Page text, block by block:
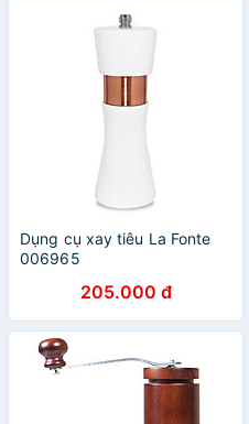
Dụng cụ xay tiêu La Fonte
006965
205.000 đ